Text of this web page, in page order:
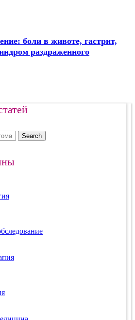
боли в животе, гастрит,
раздраженного
Search